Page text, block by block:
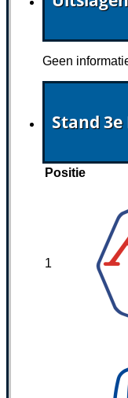
Geen
Stand 3e
Positie
1